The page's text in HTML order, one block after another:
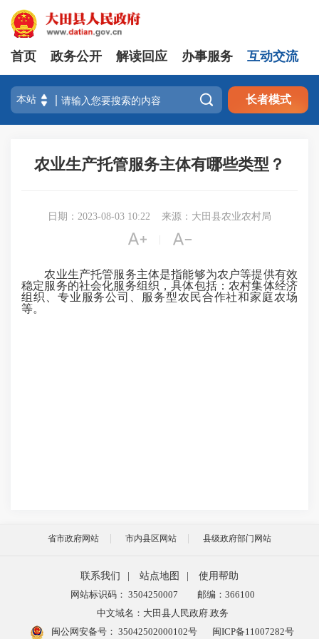
首页 政务公开 解读回应 办事服务 互动交流
 长者模式
农业生产托管服务主体有哪些类型？
日期：2023-08-03 10:22 来源：大田县农业农村局
 
农业生产托管服务主体是指能够为农户等提供有效
稳定服务的社会化服务组织，具体包括：农村集体经济
组织、专业服务公司、服务型农民合作社和家庭农场
等。
省市政府网站 市内县区网站 县级政府部门网站
联系我们 站点地图
使用帮助
网站标识码： 3504250007
邮编：366100
中文域名：大田县人民政府.政务
闽公网安备号： 35042502000102号 闽ICP备11007282号